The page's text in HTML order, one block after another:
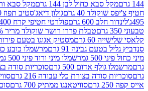
סבא כחול לבן 144 גרם
מקל סבא ורוד לבן 144 גרם
40 גרם
גולון דיאג'סטיב תפוז 280ג'
גולון
600 גרם
פולרטי חטיפי קרח 400 מ"ל ורוד
טבלת פררו רושר שוקולד מריר 70% 90 גרם
60 גרם
מסטיק אגוגו בטעם פירות 40 יחידות 330 גרם
גבינה 91 גרם
מרשמלו כובע כחול לבן 500 גרם
ג
מרשמלו מיני ורוד פיני 500 ג
אדום 500 גרם
בצורת כלי עבודה 216 גרם
סוויטאנגו
סוויטאנגו ממתיק 700 גרם
סוכריות סודה